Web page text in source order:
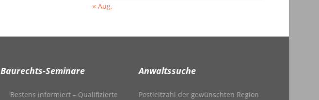
« Aug.
Baurechts-Seminare
Bestens informiert – Qualifizierte
Anwaltssuche
Postleitzahl der gewünschten Region